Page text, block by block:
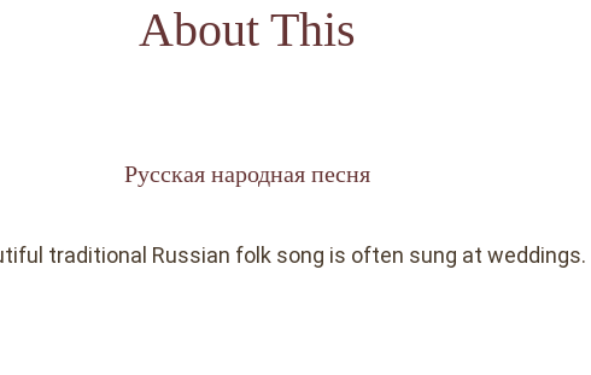
About This
Русская народная песня
traditional Russian folk song is often sung at weddings.